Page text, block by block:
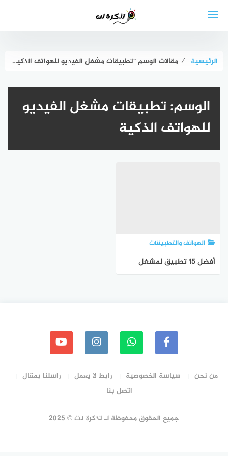
الرئيسية ⁄ مقالات الوسم "تطبيقات مشغل الفيديو للهواتف الذكية"
الوسم:تطبيقات مشغل الفيديو
للهواتف الذكية
الهواتف والتطبيقات
أفضل 15 تطبيق لمشغل
من نحن سياسة الخصوصية رابط لا يعمل
راسلنا بمقال
اتصل بنا
جميع الحقوق محفوظة لـ تذكرة نت © 2025